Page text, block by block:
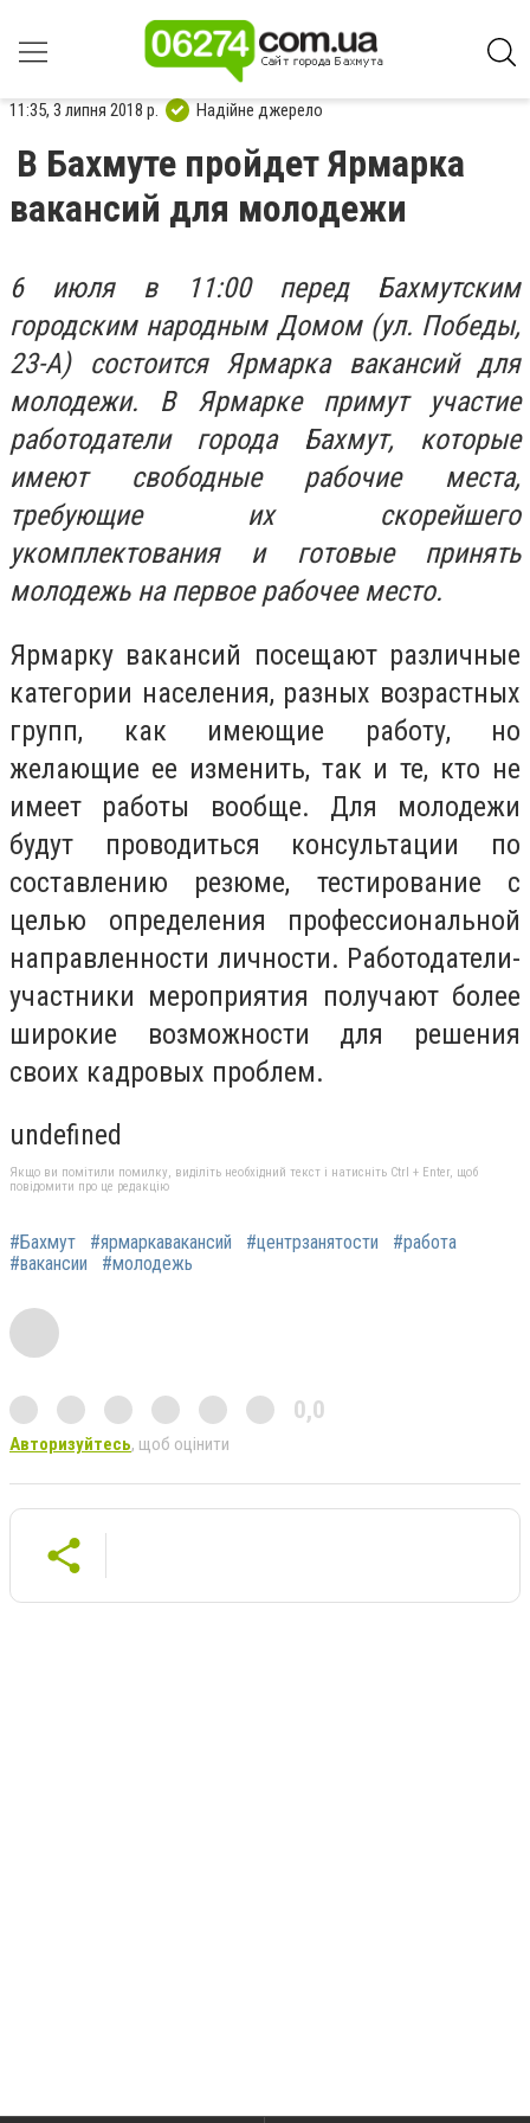
11:35, 3 липня 2018 р. Надійне джерело
В Бахмуте пройдет Ярмарка
вакансий для молодежи
6 июля в 11:00 перед Бахмутским
городским народным Домом (ул. Победы,
23-А) состоится Ярмарка вакансий для
молодежи. В Ярмарке примут участие
работодатели города Бахмут, которые
имеют свободные рабочие места,
требующие их скорейшего
укомплектования и готовые принять
молодежь на первое рабочее место.
Ярмарку вакансий посещают различные
категории населения, разных возрастных
групп, как имеющие работу, но
желающие ее изменить, так и те, кто не
имеет работы вообще. Для молодежи
будут проводиться консультации по
составлению резюме, тестирование с
целью определения профессиональной
направленности личности. Работодатели-
участники мероприятия получают более
широкие возможности для решения
своих кадровых проблем.
undefined
Якщо ви помітили помилку, виділіть необхідний текст і натисніть Ctrl + Enter, щоб
повідомити про це редакцію
#Бахмут #ярмаркавакансий #центрзанятости
#работа
#вакансии
#молодежь
0,0
Авторизуйтесь, щоб оцінити